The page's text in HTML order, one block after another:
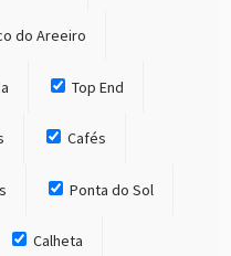
do Areeiro
Top End
Cafés
Ponta do Sol
Calheta